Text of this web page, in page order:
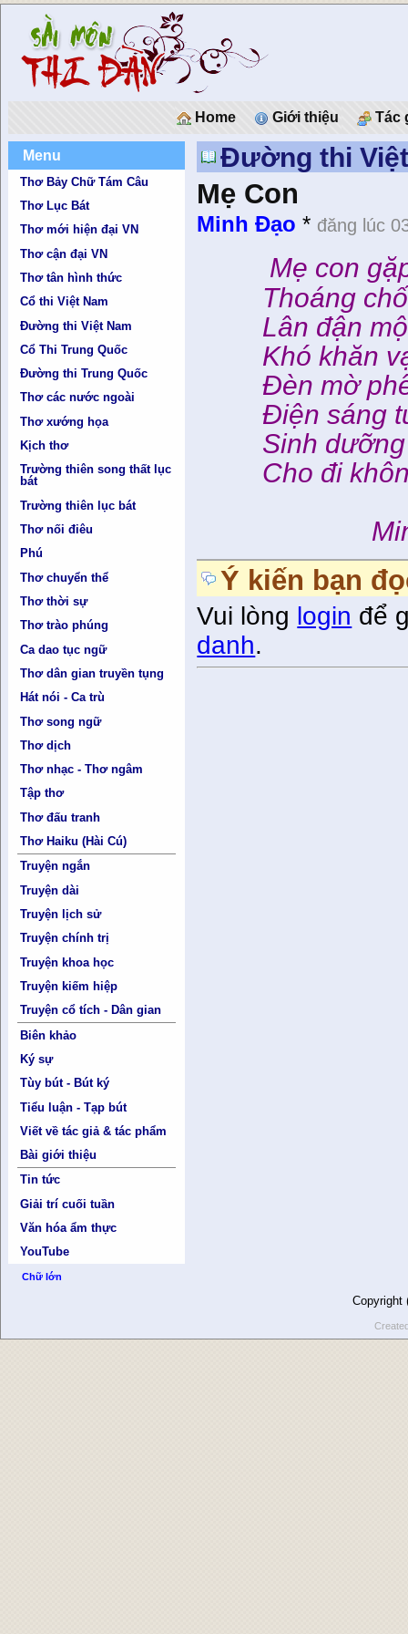
Home Giới thiệu Tác
Menu
Thơ Bảy Chữ Tám Câu
Thơ Lục Bát
Thơ mới hiện đại VN
Thơ cận đại VN
Thơ tân hình thức
Cổ thi Việt Nam
Đường thi Việt Nam
Cổ Thi Trung Quốc
Đường thi Trung Quốc
Thơ các nước ngoài
Thơ xướng họa
Kịch thơ
Trường thiên song thất lục
bát
Trường thiên lục bát
Thơ nối điêu
Phú
Thơ chuyển thể
Thơ thời sự
Thơ trào phúng
Ca dao tục ngữ
Thơ dân gian truyền tụng
Hát nói - Ca trù
Thơ song ngữ
Thơ dịch
Thơ nhạc - Thơ ngâm
Tập thơ
Thơ đấu tranh
Thơ Haiku (Hài Cú)
Truyện ngắn
Truyện dài
Truyện lịch sử
Truyện chính trị
Truyện khoa học
Truyện kiếm hiệp
Truyện cổ tích - Dân gian
Biên khảo
Ký sự
Tùy bút - Bút ký
Tiểu luận - Tạp bút
Viết về tác giả & tác phẩm
Bài giới thiệu
Tin tức
Giải trí cuối tuần
Văn hóa ẩm thực
YouTube
Chữ lớn
Đường thi
Mẹ Con
Minh Đạo * đăng lúc
Mẹ con
Thoáng
Lân đận
Khó khăn
Đèn mờ
Điện sáng
Sinh dưỡng
Cho đi
Minh
Ý kiến bạn
Vui lòng login để
danh.
Copyright